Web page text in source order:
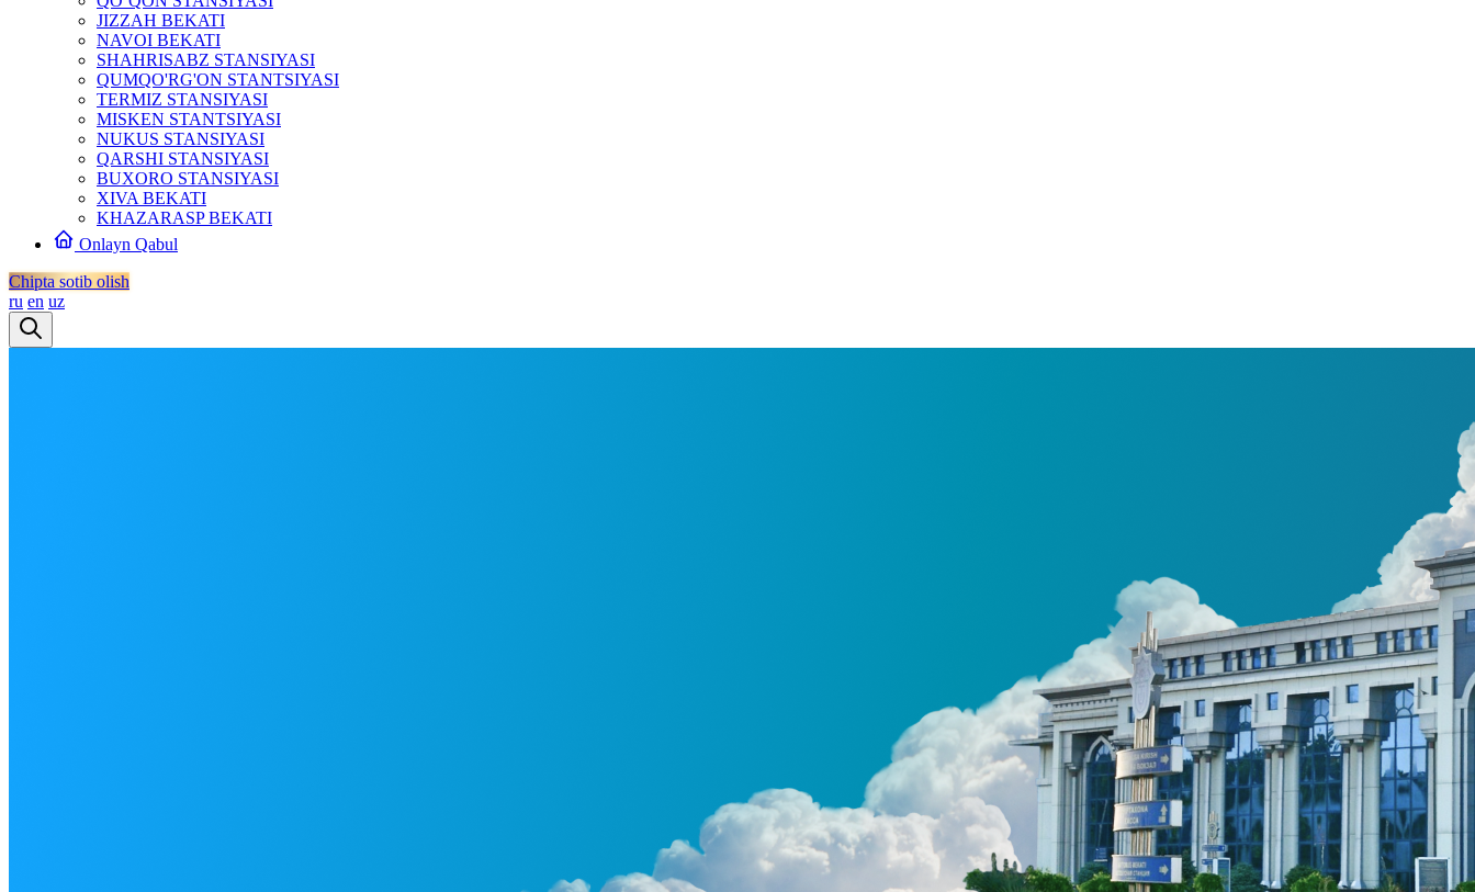
JIZZAH BEKATI
NAVOI BEKATI
SHAHRISABZ STANSIYASI
QUMQO'RG'ON STANTSIYASI
TERMIZ STANSIYASI
MISKEN STANTSIYASI
NUKUS STANSIYASI
QARSHI STANSIYASI
BUXORO STANSIYASI
XIVA BEKATI
KHAZARASP BEKATI
Onlayn Qabul
Chipta sotib olish
ru en uz